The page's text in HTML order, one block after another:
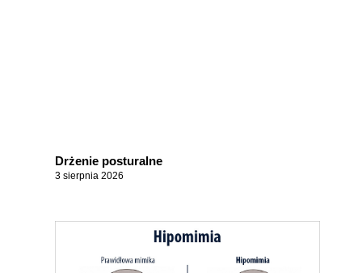
Drżenie posturalne
3 sierpnia 2026